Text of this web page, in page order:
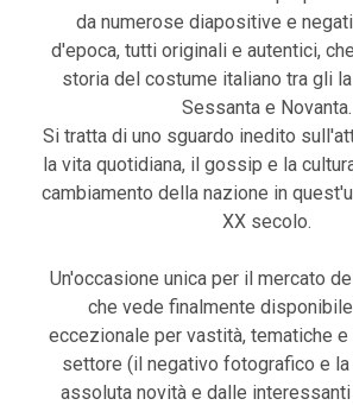
da numerose diapositive e
d'epoca, tutti originali e autentici,
storia del costume italiano tra gli
Sessanta e Novanta.
Si tratta di uno sguardo inedito
la vita quotidiana, il gossip e la
cambiamento della nazione in
XX secolo.
Un'occasione unica per il mercato
che vede finalmente
eccezionale per vastità, tematiche e
settore (il negativo fotografico e
assoluta novità e dalle